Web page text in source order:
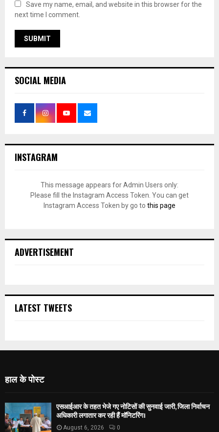
Save my name, email, and website in this browser for the
next time I comment.
SOCIAL MEDIA
INSTAGRAM
This message appears for Admin Users only:
Please fill the Instagram Access Token. You can get
Instagram Access Token by go to this page
ADVERTISEMENT
LATEST TWEETS
हाल के पोस्ट
एसआईआर के तहत भेजे गए नोटिसों की सुनवाई जारी, जिला निर्वाचन
अधिकारी लगातार कर रही हैं मॉनिटरिंग।
August 6, 2026 0